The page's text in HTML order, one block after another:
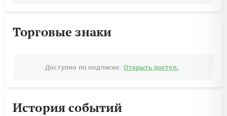
Торговые знаки
Доступно по подписке. Открыть доступ.
История событий